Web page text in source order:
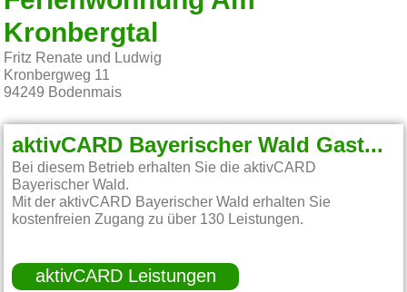
Kronbergtal
Fritz Renate und Ludwig
Kronbergweg 11
94249 Bodenmais
aktivCARD Bayerischer Wald Gastgeber:
Bei diesem Betrieb erhalten Sie die aktivCARD
Bayerischer Wald.
Mit der aktivCARD Bayerischer Wald erhalten Sie
kostenfreien Zugang zu über 130 Leistungen.
aktivCARD Leistungen